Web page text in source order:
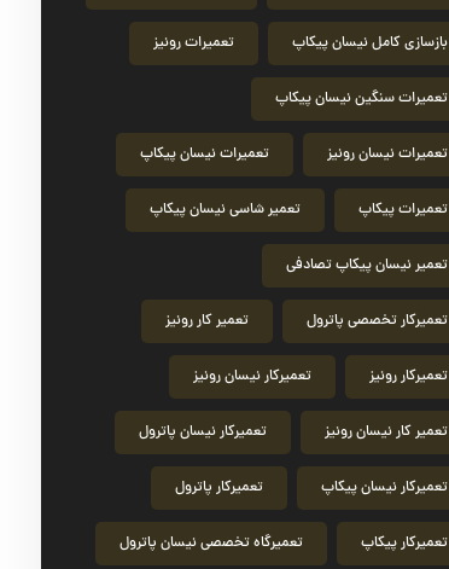
بازسازی کامل نیسان پیکاپ تعمیرات رونیز
تعمیرات سنگین نیسان پیکاپ
تعمیرات نیسان رونیز تعمیرات نیسان پیکاپ
تعمیرات پیکاپ تعمیر شاسی نیسان پیکاپ
تعمیر نیسان پیکاپ تصادفی
تعمیرکار تخصصی پاترول تعمیر کار رونیز
تعمیرکار رونیز تعمیرکار نیسان رونیز
تعمیر کار نیسان رونیز تعمیرکار نیسان پاترول
تعمیرکار نیسان پیکاپ تعمیرکار پاترول
تعمیرکار پیکاپ تعمیرگاه تخصصی نیسان پاترول